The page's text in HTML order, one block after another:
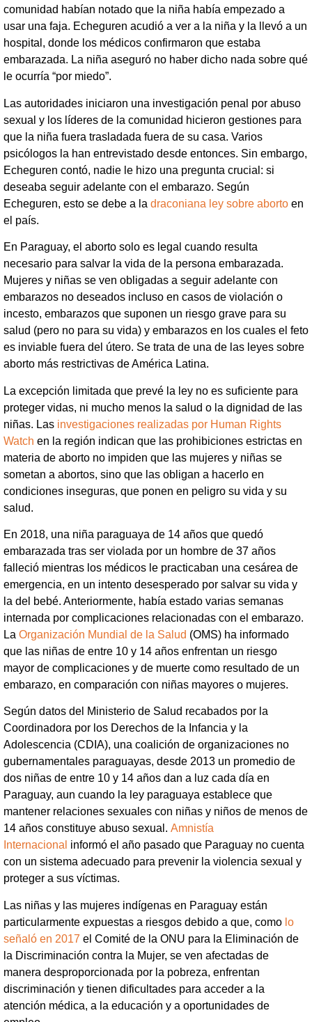
comunidad habían notado que la niña había empezado a
usar una faja. Echeguren acudió a ver a la niña y la llevó a un
hospital, donde los médicos confirmaron que estaba
embarazada. La niña aseguró no haber dicho nada sobre qué
le ocurría “por miedo”.
Las autoridades iniciaron una investigación penal por abuso
sexual y los líderes de la comunidad hicieron gestiones para
que la niña fuera trasladada fuera de su casa. Varios
psicólogos la han entrevistado desde entonces. Sin embargo,
Echeguren contó, nadie le hizo una pregunta crucial: si
deseaba seguir adelante con el embarazo. Según
Echeguren, esto se debe a la draconiana ley sobre aborto en
el país.
En Paraguay, el aborto solo es legal cuando resulta
necesario para salvar la vida de la persona embarazada.
Mujeres y niñas se ven obligadas a seguir adelante con
embarazos no deseados incluso en casos de violación o
incesto, embarazos que suponen un riesgo grave para su
salud (pero no para su vida) y embarazos en los cuales el feto
es inviable fuera del útero. Se trata de una de las leyes sobre
aborto más restrictivas de América Latina.
La excepción limitada que prevé la ley no es suficiente para
proteger vidas, ni mucho menos la salud o la dignidad de las
niñas. Las investigaciones realizadas por Human Rights
Watch en la región indican que las prohibiciones estrictas en
materia de aborto no impiden que las mujeres y niñas se
sometan a abortos, sino que las obligan a hacerlo en
condiciones inseguras, que ponen en peligro su vida y su
salud.
En 2018, una niña paraguaya de 14 años que quedó
embarazada tras ser violada por un hombre de 37 años
falleció mientras los médicos le practicaban una cesárea de
emergencia, en un intento desesperado por salvar su vida y
la del bebé. Anteriormente, había estado varias semanas
internada por complicaciones relacionadas con el embarazo.
La Organización Mundial de la Salud (OMS) ha informado
que las niñas de entre 10 y 14 años enfrentan un riesgo
mayor de complicaciones y de muerte como resultado de un
embarazo, en comparación con niñas mayores o mujeres.
Según datos del Ministerio de Salud recabados por la
Coordinadora por los Derechos de la Infancia y la
Adolescencia (CDIA), una coalición de organizaciones no
gubernamentales paraguayas, desde 2013 un promedio de
dos niñas de entre 10 y 14 años dan a luz cada día en
Paraguay, aun cuando la ley paraguaya establece que
mantener relaciones sexuales con niñas y niños de menos de
14 años constituye abuso sexual. Amnistía
Internacional informó el año pasado que Paraguay no cuenta
con un sistema adecuado para prevenir la violencia sexual y
proteger a sus víctimas.
Las niñas y las mujeres indígenas en Paraguay están
particularmente expuestas a riesgos debido a que, como lo
señaló en 2017 el Comité de la ONU para la Eliminación de
la Discriminación contra la Mujer, se ven afectadas de
manera desproporcionada por la pobreza, enfrentan
discriminación y tienen dificultades para acceder a la
atención médica, a la educación y a oportunidades de